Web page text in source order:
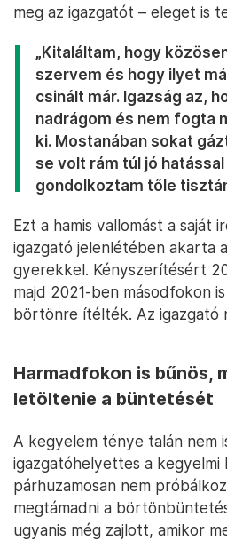
meg az igazgatót – eleget is
„Kitaláltam, hogy
szervem és hogy ilyet
csinált már. Igazság az,
nadrágom és nem fogta
ki. Mostanában sokat
se volt rám túl jó
gondolkoztam tőle
Ezt a hamis vallomást a saját
igazgató jelenlétében akarta
gyerekkel. Kényszerítésért
majd 2021-ben másodfokon
börtönre ítélték. Az igazgató
Harmadfokon is bűnös,
letöltenie a büntetését
A kegyelem ténye talán nem
igazgatóhelyettes a kegyelmi
párhuzamosan nem
megtámadni a
ugyanis még zajlott, amikor